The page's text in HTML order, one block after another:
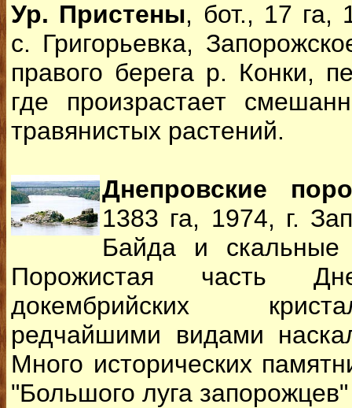
Ур. Пристены, бот., 17 га,
с. Григорьевка,
правого берега р. Конки,
где произрастает
травянистых растений.
Днепровские
1383 га, 1974, г.
Байда и скальные
Порожистая часть
докембрийских
редчайшими видами
Много исторических
"Большого луга